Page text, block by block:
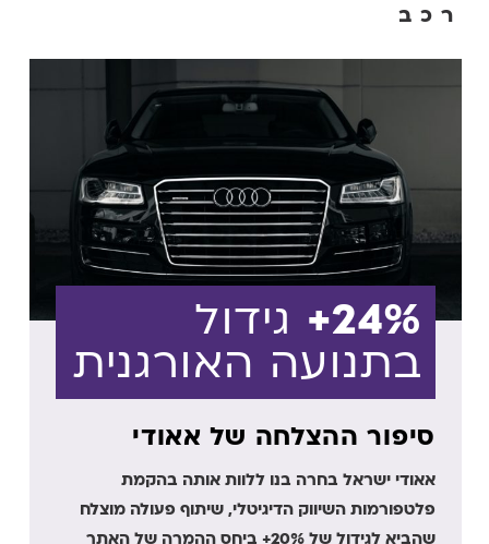
רכב
24%+ גידול
בתנועה האורגנית
סיפור ההצלחה של אאודי
אאודי ישראל בחרה בנו ללוות אותה בהקמת
פלטפורמות השיווק הדיגיטלי, שיתוף פעולה מוצלח
שהביא לגידול של 20%+ ביחס ההמרה של האתר